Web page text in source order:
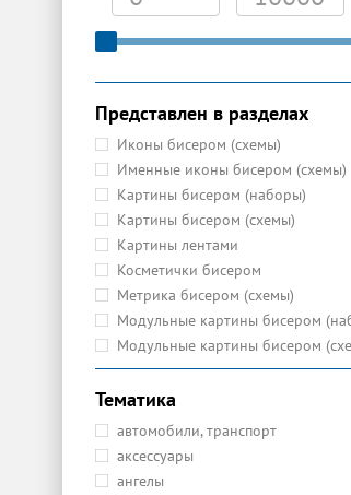
Представлен в разделах
Иконы бисером (схемы)
Именные иконы бисером (схемы)
Картины бисером (наборы)
Картины бисером (схемы)
Картины лентами
Косметички бисером
Метрика бисером (схемы)
Модульные картины бисером
Модульные картины бисером
Наборы Папертоль
Подушки бисером
Праздничный декор, подарки
(новый год, пасха и т.д.)
Украшения бисером
Тематика
автомобили, транспорт
аксессуары
ангелы